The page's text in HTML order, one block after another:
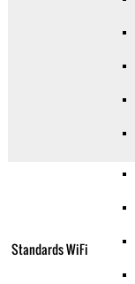
Standards WiFi